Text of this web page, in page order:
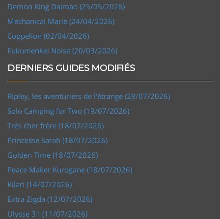
Demon King Daimao (25/05/2026)
Mechanical Marie (24/04/2026)
Coppelion (02/04/2026)
Fukumenkei Noise (20/03/2026)
DERNIERS GUIDES MODIFIÉS
Ripley, les aventuriers de l'étrange (28/07/2026)
Solo Camping for Two (19/07/2026)
Très cher frère (18/07/2026)
Princesse Sarah (18/07/2026)
Golden Time (18/07/2026)
Peace Maker Kurogane (18/07/2026)
Kilari (14/07/2026)
Extra Zigda (12/07/2026)
Ulysse 31 (11/07/2026)